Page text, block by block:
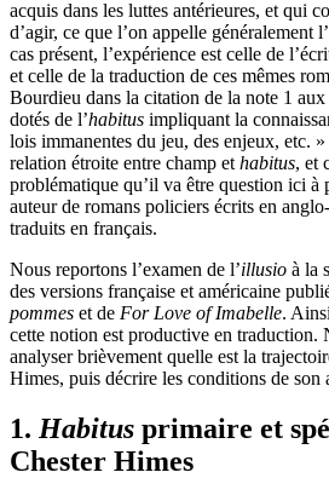
acquis dans les luttes antérieures, et qui
d’agir, ce que l’on appelle généralement
cas présent, l’expérience est celle de
et celle de la traduction de ces mêmes
Bourdieu dans la citation de la note 1
dotés de l’habitus impliquant la
lois immanentes du jeu, des enjeux, etc.
relation étroite entre champ et habitus, et
problématique qu’il va être question ici à
auteur de romans policiers écrits en
traduits en français.
Nous reportons l’examen de l’illusio à la
des versions française et américaine
pommes et de For Love of Imabelle.
cette notion est productive en traduction.
analyser brièvement quelle est la
Himes, puis décrire les conditions de son
1. Habitus primaire et
Chester Himes